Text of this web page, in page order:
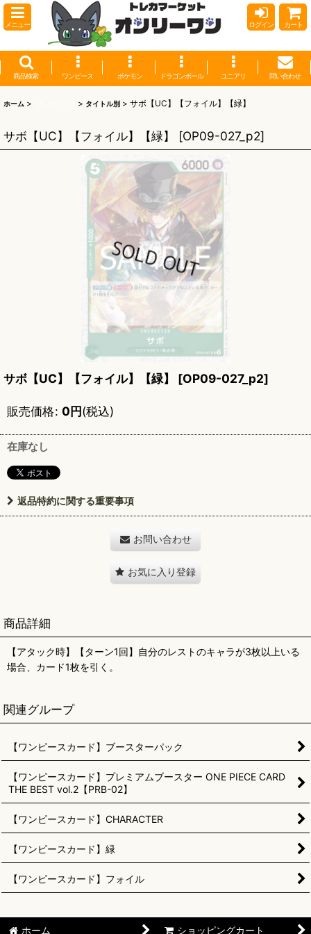
メニュー ログイン カート
商品検索 ワンピース ポケモン ドラゴンボール ユニアリ 問い合わせ
ホーム > > タイトル別 > サボ【UC】【フォイル】【緑】
サボ【UC】【フォイル】【緑】 [OP09-027_p2]
サボ【UC】【フォイル】【緑】 [OP09-027_p2]
販売価格: 0円(税込)
在庫なし
返品特約に関する重要事項
お問い合わせ
お気に入り登録
商品詳細
【アタック時】【ターン1回】自分のレストのキャラが3枚以上いる
場合、カード1枚を引く。
関連グループ
【ワンピースカード】ブースターパック
【ワンピースカード】プレミアムブースター ONE PIECE CARD
THE BEST vol.2【PRB-02】
【ワンピースカード】CHARACTER
【ワンピースカード】緑
【ワンピースカード】フォイル
ホーム ショッピングカート